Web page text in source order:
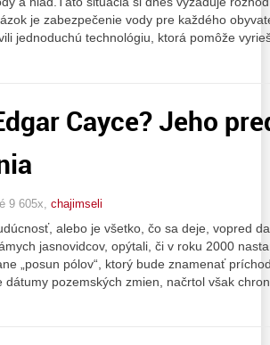
je zabezpečenie vody pre každého
jednoduchú technológiu, ktorá pomôže
Cayce? Jeho
9 605x, chajimseli
alebo je všetko, čo sa deje, vopred
jasnovidcov, opýtali, či v roku 2000
„posun pólov“, ktorý bude znamenať
dátumy pozemských zmien, načrtol však